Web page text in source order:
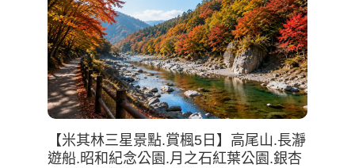
【米其林三星景點.賞楓5日】高尾山.長瀞
遊船.昭和紀念公園.月之石紅葉公園.銀杏